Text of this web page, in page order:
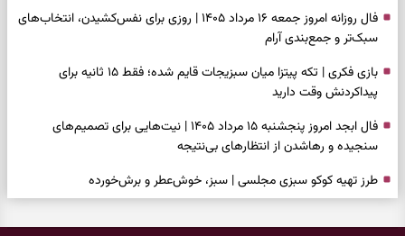
فال روزانه امروز جمعه ۱۶ مرداد ۱۴۰۵ | روزی برای نفس‌کشیدن، انتخاب‌های
سبک‌تر و جمع‌بندی آرام
بازی فکری | تکه پیتزا میان سبزیجات قایم شده؛ فقط ۱۵ ثانیه برای
پیداکردنش وقت دارید
فال ابجد امروز پنجشنبه ۱۵ مرداد ۱۴۰۵ | نیت‌هایی برای تصمیم‌های
سنجیده و رهاشدن از انتظارهای بی‌نتیجه
طرز تهیه کوکو سبزی مجلسی | سبز، خوش‌عطر و برش‌خورده